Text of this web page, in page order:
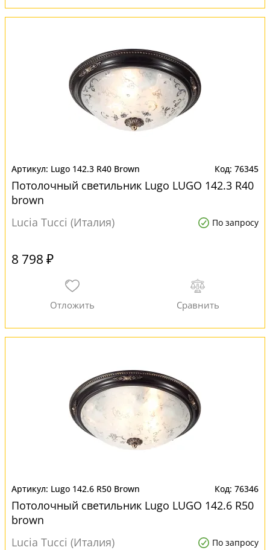
Lugo 142.3 R40 Brown 76345
Потолочный светильник Lugo LUGO 142.3 R40
brown
Lucia Tucci (Италия)
По запросу
8 798 ₽
Lugo 142.6 R50 Brown 76346
Потолочный светильник Lugo LUGO 142.6 R50
brown
Lucia Tucci (Италия)
По запросу